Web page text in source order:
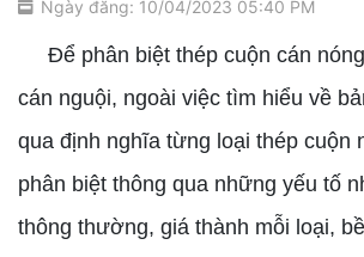
Ngày đăng: 10/04/2023 05:40 PM
Để phân biệt thép cuộn cán
cán nguội, ngoài việc tìm hiểu về
qua định nghĩa từng loại thép cuộn
phân biệt thông qua những yếu tố
thông thường, giá thành mỗi loại,